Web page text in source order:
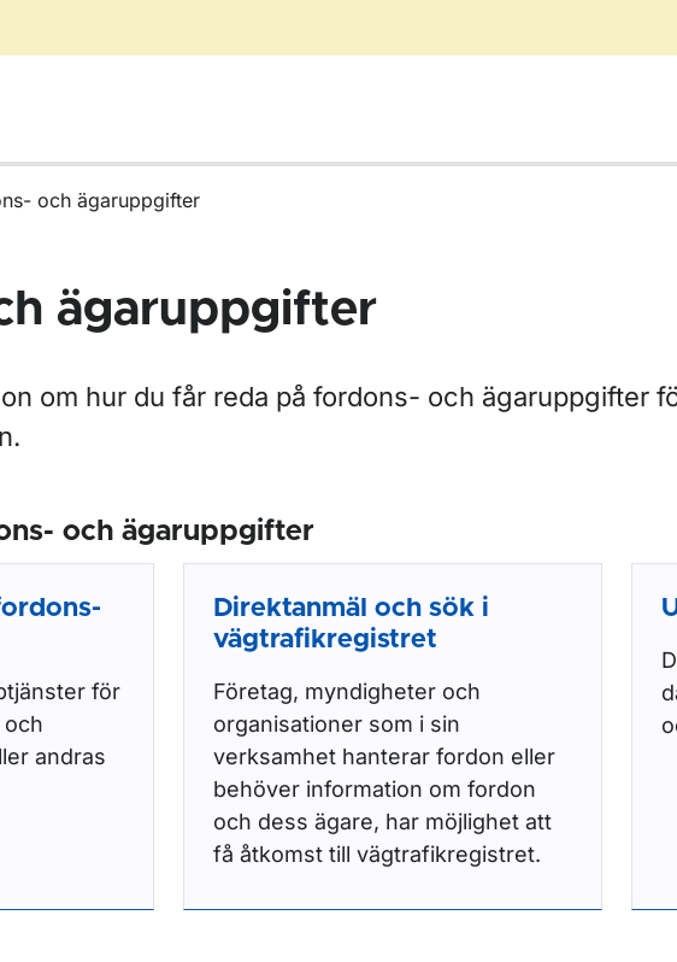
och ägaruppgifter
ägaruppgifter
om hur du får reda på fordons- och ägaruppgifter
och ägaruppgifter
för
andras
Direktanmäl och sök i
vägtrafikregistret
Företag, myndigheter och
organisationer som i sin
verksamhet hanterar fordon eller
behöver information om fordon
och dess ägare, har möjlighet att
få åtkomst till vägtrafikregistret.